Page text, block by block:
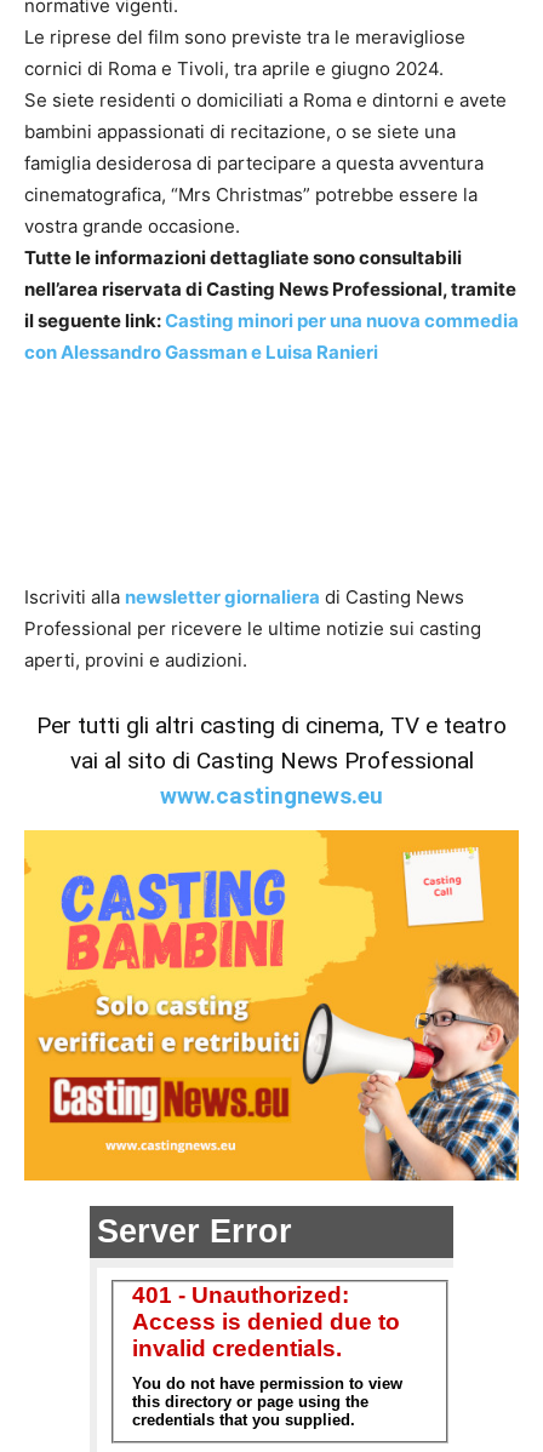
normative vigenti.
Le riprese del film sono previste tra le meravigliose
cornici di Roma e Tivoli, tra aprile e giugno 2024.
Se siete residenti o domiciliati a Roma e dintorni e avete
bambini appassionati di recitazione, o se siete una
famiglia desiderosa di partecipare a questa avventura
cinematografica, “Mrs Christmas” potrebbe essere la
vostra grande occasione.
Tutte le informazioni dettagliate sono consultabili
nell’area riservata di Casting News Professional, tramite
il seguente link:Casting minori per una nuova commedia
con Alessandro Gassman e Luisa Ranieri
Iscriviti alla newsletter giornaliera di Casting News
Professional per ricevere le ultime notizie sui casting
aperti, provini e audizioni.
Per tutti gli altri casting di cinema, TV e teatro
vai al sito di Casting News Professional
www.castingnews.eu